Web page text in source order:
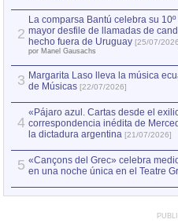
2
La comparsa Bantú celebra su
mayor desfile de llamadas de
hecho fuera de Uruguay [25/07/
por Manel Gausachs
3 Margarita Laso lleva la música
de Músicas [22/07/2026]
4
«Pájaro azul. Cartas desde el
correspondencia inédita de
la dictadura argentina [21/07/2026]
5 «Cançons del Grec» celebra
en una noche única en el Teatre